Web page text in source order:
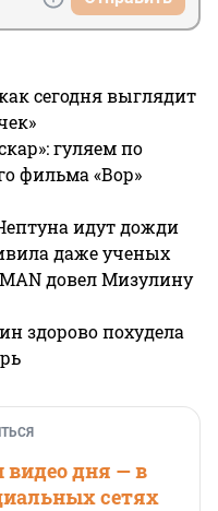
сегодня выглядит
гуляем по
фильма «Вор»
идут дожди
даже ученых
довел Мизулину
здорово похудела
дня — в
сетях